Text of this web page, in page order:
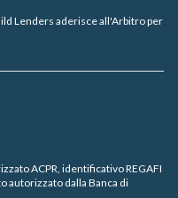
Lenders aderisce all'Arbitro per
ACPR, identificativo REGAFI
autorizzato dalla Banca di